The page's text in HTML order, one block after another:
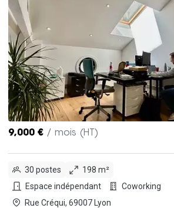
9,000 € / mois (HT)
30 postes
198 m²
Espace indépendant
Coworking
Rue Créqui, 69007 Lyon